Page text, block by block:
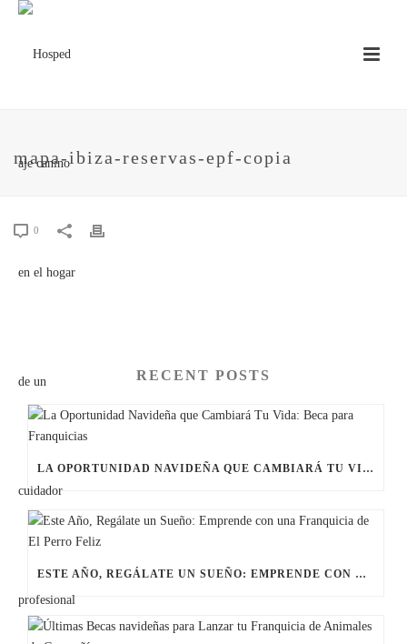
mapa-ibiza-reservas-epf-copia
0
RECENT POSTS
LA OPORTUNIDAD NAVIDEÑA QUE CAMBIARÁ TU VIDA: BECA PARA FRANQUICIAS
ESTE AÑO, REGÁLATE UN SUEÑO: EMPRENDE CON UNA FRANQUICIA DE EL PERRO FELIZ